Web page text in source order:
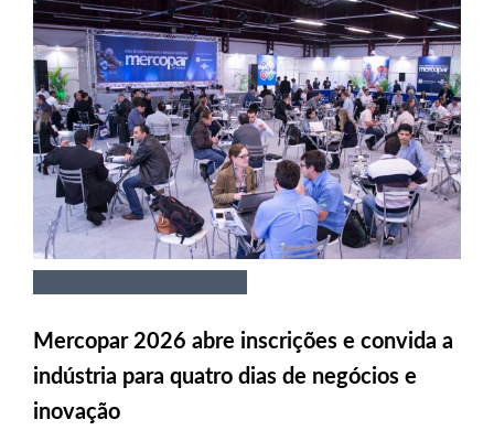
Mercopar 2026 abre inscrições e convida a
indústria para quatro dias de negócios e
inovação